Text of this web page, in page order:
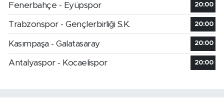
Fenerbahçe - Eyüpspor 20:00
Trabzonspor - Gençlerbirliği S.K. 20:00
Kasımpaşa - Galatasaray 20:00
Antalyaspor - Kocaelispor 20:00